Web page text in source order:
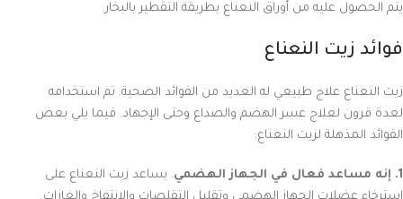
يتم الحصول عليه من أوراق النعناع بطريقة التقطير بالبخار.
فوائد زيت النعناع
زيت النعناع علاج طبيعي له العديد من الفوائد الصحية. تم استخدامه
لعدة قرون لعلاج عسر الهضم والصداع وحتى الإجهاد. فيما يلي بعض
الفوائد المذهلة لزيت النعناع:
1. إنه مساعد فعال في الجهاز الهضمي
. يساعد زيت النعناع على